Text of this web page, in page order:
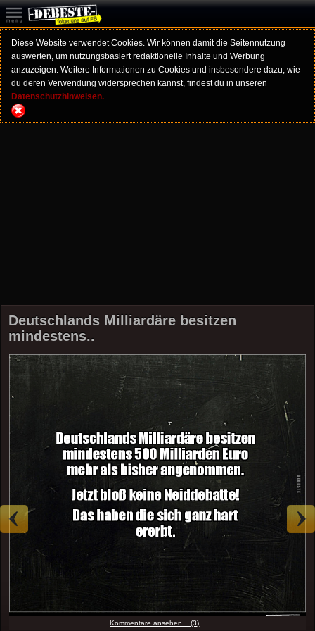
Diese Website verwendet Cookies. Wir können damit die Seitennutzung
auswerten, um nutzungsbasiert redaktionelle Inhalte und Werbung
anzuzeigen. Weitere Informationen zu Cookies und insbesondere dazu, wie
du deren Verwendung widersprechen kannst, findest du in unseren
Datenschutzhinweisen.
Deutschlands Milliardäre besitzen
mindestens..
Kommentare ansehen... (3)